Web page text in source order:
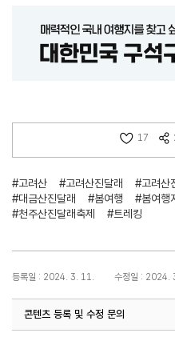
17
#고려산 #고려산진달래 #고려산
#대금산진달래
#봄여행 #봄여행
#천주산진달래축제
#트레킹
등록일 : 2024. 3. 11. 수정일 : 2024.
콘텐츠 등록 및 수정 문의